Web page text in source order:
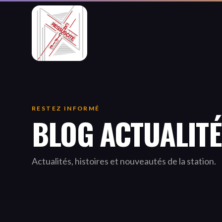
RESTEZ INFORMÉ
BLOG
Actualités, histoires et nouveautés de la station.